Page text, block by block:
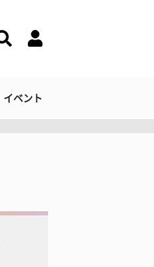
イベント